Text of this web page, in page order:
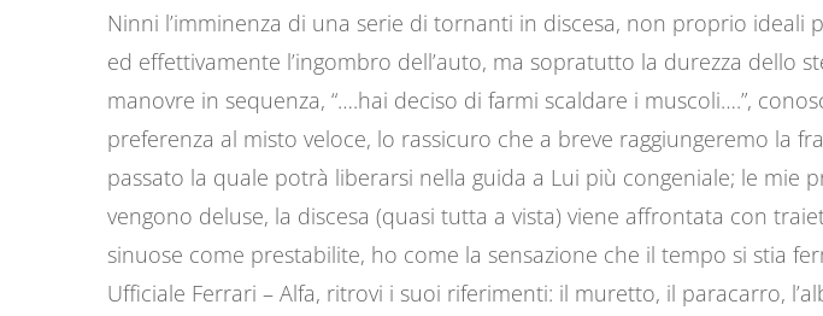
Ninni l’imminenza di una serie di tornanti in discesa, non proprio ideali
ed effettivamente l’ingombro dell’auto, ma sopratutto la durezza dello
manovre in sequenza, “….hai deciso di farmi scaldare i muscoli….”,
preferenza al misto veloce, lo rassicuro che a breve raggiungeremo la
passato la quale potrà liberarsi nella guida a Lui più congeniale; le mie
vengono deluse, la discesa (quasi tutta a vista) viene affrontata con
sinuose come prestabilite, ho come la sensazione che il tempo si stia
Ufficiale Ferrari – Alfa, ritrovi i suoi riferimenti: il muretto, il paracarro,